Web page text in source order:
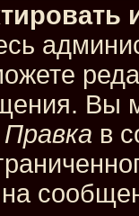
Вы
Правка в
на